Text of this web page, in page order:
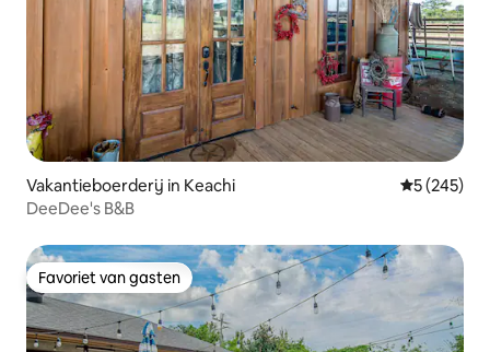
Vakantieboerderij in Keachi
5 (245)
DeeDee's B&B
Favoriet van gasten
Favoriet van gasten